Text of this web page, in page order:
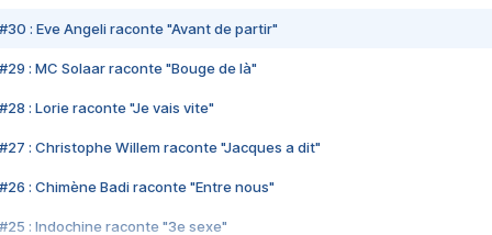
#30 : Eve Angeli raconte "Avant de partir"
#29 : MC Solaar raconte "Bouge de là"
#28 : Lorie raconte "Je vais vite"
#27 : Christophe Willem raconte "Jacques a dit"
#26 : Chimène Badi raconte "Entre nous"
#25 : Indochine raconte "3e sexe"